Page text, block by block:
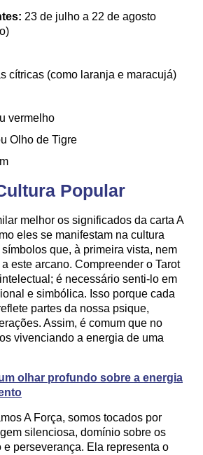
23 de julho a 22 de agosto
cítricas (como laranja e maracujá)
vermelho
Olho de Tigre
Popular
melhor os significados da carta A
eles se manifestam na cultura
que, à primeira vista, nem
este arcano. Compreender o Tarot
é necessário senti-lo em
e simbólica. Isso porque cada
partes da nossa psique,
Assim, é comum que no
vivenciando a energia de uma
olhar profundo sobre a energia
A Força, somos tocados por
silenciosa, domínio sobre os
e perseverança. Ela representa o